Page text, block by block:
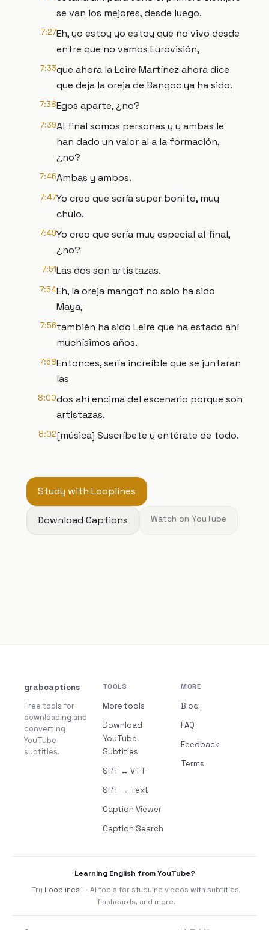
se van los mejores, desde luego.
7:27Eh, yo estoy yo estoy que no vivo desde
entre que no vamos Eurovisión,
7:33que ahora la Leire Martínez ahora dice
que deja la oreja de Bangoc ya ha sido.
7:38Egos aparte, ¿no?
7:39Al final somos personas y y ambas le
han dado un valor al a la formación,
¿no?
7:46Ambas y ambos.
7:47Yo creo que sería super bonito, muy
chulo.
7:49Yo creo que sería muy especial al final,
¿no?
7:51Las dos son artistazas.
7:54Eh, la oreja mangot no solo ha sido
Maya,
7:56también ha sido Leire que ha estado ahí
muchísimos años.
7:58Entonces, sería increíble que se juntaran
las
8:00dos ahí encima del escenario porque son
artistazas.
8:02[música] Suscríbete y entérate de todo.
Study with Looplines
Download Captions Watch on YouTube
grabcaptions
Free tools for
downloading and
converting
YouTube
subtitles.
TOOLS
More tools
Download
YouTube
Subtitles
SRT ↔ VTT
SRT → Text
Caption Viewer
Caption Search
MORE
Blog
FAQ
Feedback
Terms
Learning English from YouTube?
Try Looplines — AI tools for studying videos with subtitles,
flashcards, and more.